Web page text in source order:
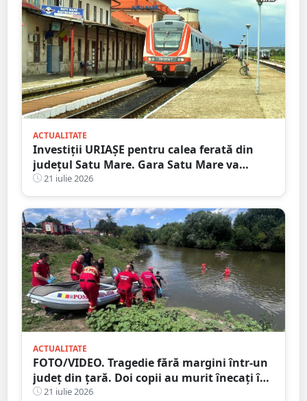
ACTUALITATE
Investiții URIAȘE pentru calea ferată din
județul Satu Mare. Gara Satu Mare va
beneficia de sisteme moderne de
semnalizare
21 iulie 2026
ACTUALITATE
FOTO/VIDEO. Tragedie fără margini într-un
județ din țară. Doi copii au murit înecați în
râu21 iulie 2026